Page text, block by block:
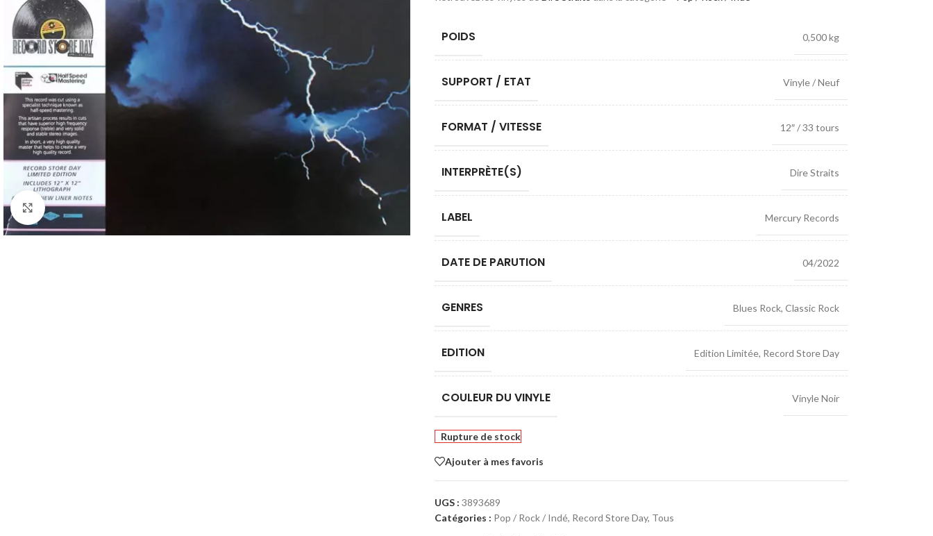
Cliquez pour agrandir
POIDS 0,500 kg
SUPPORT / ETAT Vinyle / Neuf
FORMAT / VITESSE 12″ / 33 tours
INTERPRÈTE(S) Dire Straits
LABEL Mercury Records
DATE DE PARUTION 04/2022
GENRES Blues Rock, Classic Rock
EDITION Edition Limitée, Record Store Day
COULEUR DU VINYLE Vinyle Noir
Rupture de stock
Ajouter à mes favoris
UGS : 3893689
Catégories : Pop / Rock / Indé, Record Store Day, Tous